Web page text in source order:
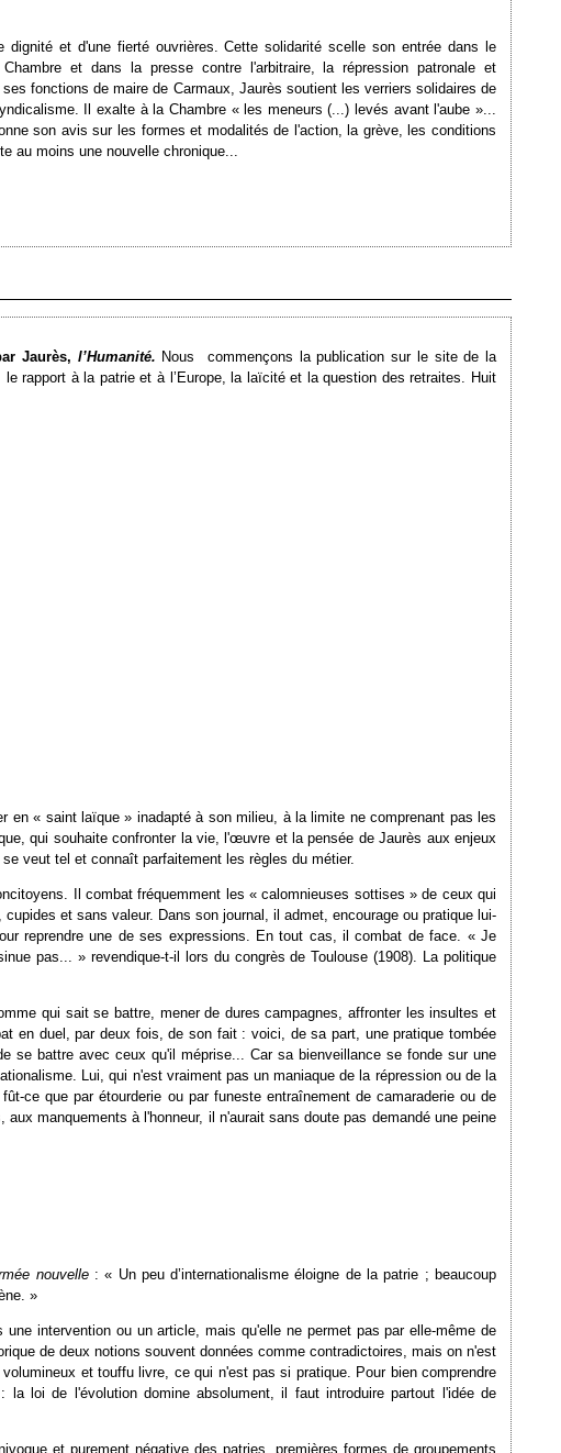
et d'une fierté ouvrières. Cette solidarité scelle son entrée dans le
et dans la presse contre l'arbitraire, la répression patronale et
fonctions de maire de Carmaux, Jaurès soutient les verriers solidaires de
Il exalte à la Chambre « les meneurs (...) levés avant l'aube »...
son avis sur les formes et modalités de l'action, la grève, les conditions
au moins une nouvelle chronique...
Jaurès, l’Humanité. Nous
commençons la publication sur le site de la
le rapport à la patrie et à l’Europe, la laïcité et la question des retraites. Huit
en « saint laïque » inadapté à son milieu, à la limite ne comprenant pas les
qui souhaite confronter la vie, l'œuvre et la pensée de Jaurès aux enjeux
veut tel et connaît parfaitement les règles du métier.
Il combat fréquemment les « calomnieuses sottises » de ceux qui
et sans valeur. Dans son journal, il admet, encourage ou pratique lui-
reprendre une de ses expressions. En tout cas, il combat de face. « Je
pas... » revendique-t-il lors du congrès de Toulouse (1908). La politique
qui sait se battre, mener de dures campagnes, affronter les insultes et
en duel, par deux fois, de son fait : voici, de sa part, une pratique tombée
se battre avec ceux qu'il méprise... Car sa bienveillance se fonde sur une
Lui, qui n'est vraiment pas un maniaque de la répression ou de la
ce que par étourderie ou par funeste entraînement de camaraderie ou de
manquements à l'honneur, il n'aurait sans doute pas demandé une peine
nouvelle: « Un peu d’internationalisme éloigne de la patrie ; beaucoup
»
intervention ou un article, mais qu'elle ne permet pas par elle-même de
de deux notions souvent données comme contradictoires, mais on n'est
et touffu livre, ce qui n'est pas si pratique. Pour bien comprendre
loi de l'évolution domine absolument, il faut introduire partout l'idée de
et purement négative des patries, premières formes de groupements